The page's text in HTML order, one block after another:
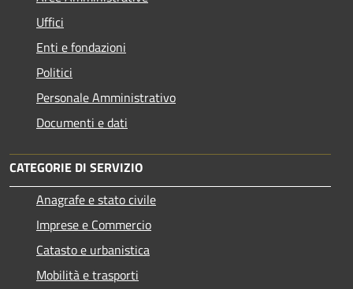
Uffici
Enti e fondazioni
Politici
Personale Amministrativo
Documenti e dati
CATEGORIE DI SERVIZIO
Anagrafe e stato civile
Imprese e Commercio
Catasto e urbanistica
Mobilità e trasporti